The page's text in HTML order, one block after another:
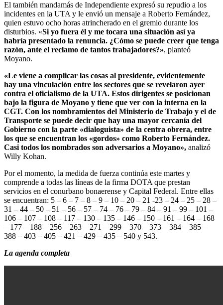
El también mandamás de Independiente expresó su repudio a los
incidentes en la UTA y le envió un mensaje a Roberto Fernández,
quien estuvo ocho horas atrincherado en el gremio durante los
disturbios. «Si yo fuera él y me tocara una situación así ya
habría presentado la renuncia. ¿Cómo se puede creer que tenga
razón, ante el reclamo de tantos trabajadores?», planteó
Moyano.
«Le viene a complicar las cosas al presidente, evidentemente
hay una vinculación entre los sectores que se revelaron ayer
contra el oficialismo de la UTA. Estos dirigentes se posicionan
bajo la figura de Moyano y tiene que ver con la interna en la
CGT. Con los nombramientos del Ministerio de Trabajo y el de
Transporte se puede decir que hay una mayor cercanía del
Gobierno con la parte «dialoguista» de la centra obrera, entre
los que se encuentran los «gordos» como Roberto Fernández.
Casi todos los nombrados son adversarios a Moyano», analizó
Willy Kohan.
Por el momento, la medida de fuerza continúa este martes y
comprende a todas las líneas de la firma DOTA que prestan
servicios en el conurbano bonaerense y Capital Federal. Entre ellas
se encuentran: 5 – 6 – 7 – 8 – 9 – 10 – 20 – 21 -23 – 24 – 25 – 28 –
31 – 44 – 50 – 51 – 56 – 57 – 74 – 76 – 79 – 84 – 91 – 99 – 101 –
106 – 107 – 108 – 117 – 130 – 135 – 146 – 150 – 161 – 164 – 168
– 177 – 188 – 256 – 263 – 271 – 299 – 370 – 373 – 384 – 385 –
388 – 403 – 405 – 421 – 429 – 435 – 540 y 543.
La agenda completa